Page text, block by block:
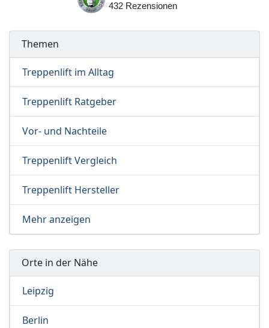
432
Rezensionen
Themen
Treppenlift im Alltag
Treppenlift Ratgeber
Vor- und Nachteile
Treppenlift Vergleich
Treppenlift Hersteller
Mehr anzeigen
Orte in der Nähe
Leipzig
Berlin